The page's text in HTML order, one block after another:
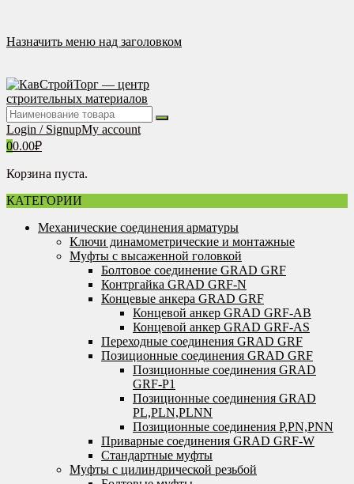
содержимому
Назначить меню над заголовком
Login / SignupMy account
00.00₽
Корзина пуста.
КАТЕГОРИИ
Механические соединения арматуры
Ключи динамометрические и монтажные
Муфты с высаженной головкой
Болтовое соединение GRAD GRF
Контргайка GRAD GRF-N
Концевые анкера GRAD GRF
Концевой анкер GRAD GRF-AB
Концевой анкер GRAD GRF-AS
Переходные соединения GRAD GRF
Позиционные соединения GRAD GRF
Позиционные соединения GRAD
GRF-P1
Позиционные соединения GRAD
PL,PLN,PLNN
Позиционные соединения P,PN,PNN
Приварные соединения GRAD GRF-W
Стандартные муфты
Муфты с цилиндрической резьбой